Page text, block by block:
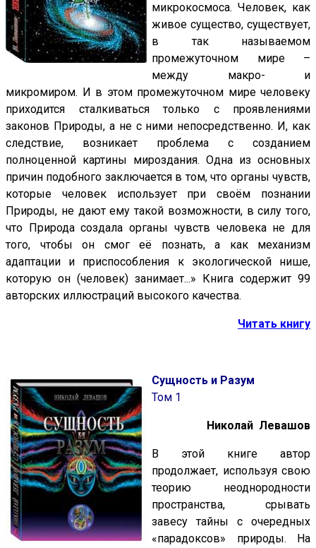
микрокосмоса. Человек, как
живое существо, существует,
в так называемом
промежуточном мире –
между макро- и
микромиром. И в этом промежуточном мире человеку
приходится сталкиваться только с проявлениями
законов Природы, а не с ними непосредственно. И, как
следствие, возникает проблема с созданием
полноценной картины мироздания. Одна из основных
причин подобного заключается в том, что органы чувств,
которые человек использует при своём познании
Природы, не дают ему такой возможности, в силу того,
что Природа создала органы чувств человека не для
того, чтобы он смог её познать, а как механизм
адаптации и приспособления к экологической нише,
которую он (человек) занимает...» Книга содержит 99
авторских иллюстраций высокого качества.
Читать книгу
Сущность и Разум
Том 1
Николай Левашов
В этой книге автор
продолжает, используя свою
теорию неоднородности
пространства, срывать
завесу тайны с очередных
«парадоксов» природы. На